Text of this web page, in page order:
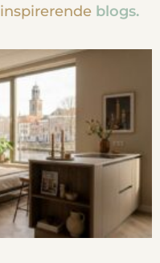
inspirerende blogs.